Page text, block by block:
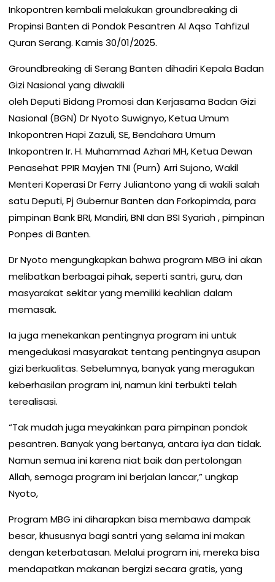
Inkopontren kembali melakukan groundbreaking di
Propinsi Banten di Pondok Pesantren Al Aqso Tahfizul
Quran Serang. Kamis 30/01/2025.
Groundbreaking di Serang Banten dihadiri Kepala Badan
Gizi Nasional yang diwakili
oleh Deputi Bidang Promosi dan Kerjasama Badan Gizi
Nasional (BGN) Dr Nyoto Suwignyo, Ketua Umum
Inkopontren Hapi Zazuli, SE, Bendahara Umum
Inkopontren Ir. H. Muhammad Azhari MH, Ketua Dewan
Penasehat PPIR Mayjen TNI (Purn) Arri Sujono, Wakil
Menteri Koperasi Dr Ferry Juliantono yang di wakili salah
satu Deputi, Pj Gubernur Banten dan Forkopimda, para
pimpinan Bank BRI, Mandiri, BNI dan BSI Syariah , pimpinan
Ponpes di Banten.
Dr Nyoto mengungkapkan bahwa program MBG ini akan
melibatkan berbagai pihak, seperti santri, guru, dan
masyarakat sekitar yang memiliki keahlian dalam
memasak.
Ia juga menekankan pentingnya program ini untuk
mengedukasi masyarakat tentang pentingnya asupan
gizi berkualitas. Sebelumnya, banyak yang meragukan
keberhasilan program ini, namun kini terbukti telah
terealisasi.
“Tak mudah juga meyakinkan para pimpinan pondok
pesantren. Banyak yang bertanya, antara iya dan tidak.
Namun semua ini karena niat baik dan pertolongan
Allah, semoga program ini berjalan lancar,” ungkap
Nyoto,
Program MBG ini diharapkan bisa membawa dampak
besar, khususnya bagi santri yang selama ini makan
dengan keterbatasan. Melalui program ini, mereka bisa
mendapatkan makanan bergizi secara gratis, yang